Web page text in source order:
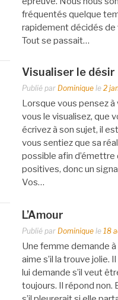
fréquentés quelque
rapidement décidés de
Tout se passait…
Visualiser le désir
Publié par Dominique le 2
Lorsque vous pensez à
vous le visualisez, que
écrivez à son sujet, il
vous sentiez que sa
possible afin
positives, donc un
Vos…
L’Amour
Publié par Dominique le 18
Une femme demande à
aime s’il la trouve jolie.
lui demande s’il veut
toujours. Il répond non.